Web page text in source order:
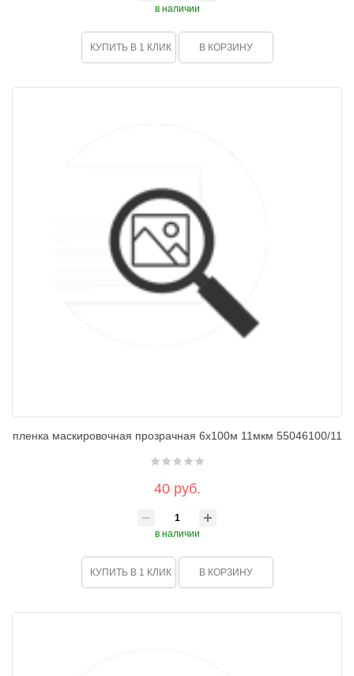
в наличии
КУПИТЬ В 1 КЛИК В КОРЗИНУ
пленка маскировочная прозрачная 6х100м 11мкм 55046100/11
40 руб.
в наличии
КУПИТЬ В 1 КЛИК В КОРЗИНУ